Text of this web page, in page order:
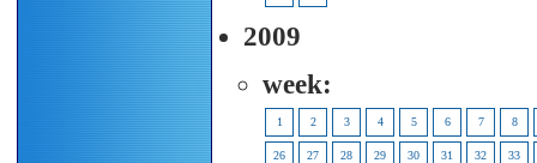
2009
week:
1 2 3 4 5 6 7 8
26 27 28 29 30 31 32 33